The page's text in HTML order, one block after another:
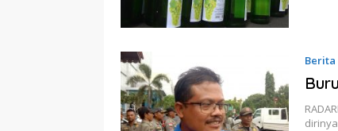
Berita